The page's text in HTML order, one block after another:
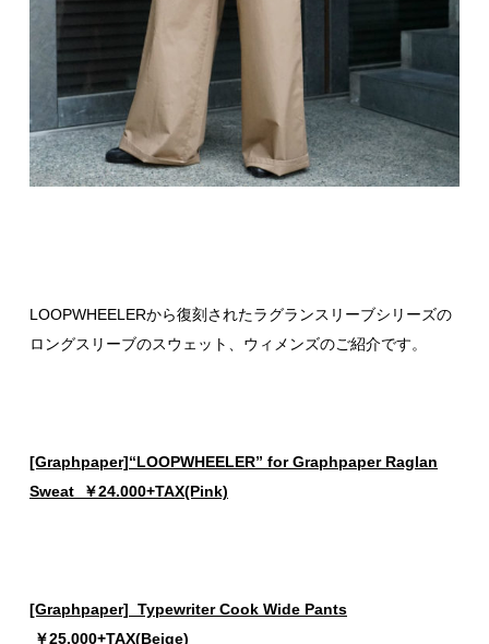
LOOPWHEELERから復刻されたラグランスリーブシリーズの
ロングスリーブのスウェット、ウィメンズのご紹介です。
[Graphpaper]“LOOPWHEELER” for Graphpaper Raglan
Sweat ￥24.000+TAX(Pink)
[Graphpaper] Typewriter Cook Wide Pants
￥25.000+TAX(Beige)